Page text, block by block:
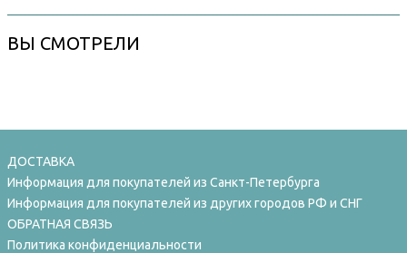
ВЫ СМОТРЕЛИ
ДОСТАВКА
Информация для покупателей из Санкт-Петербурга
Информация для покупателей из других городов РФ и СНГ
ОБРАТНАЯ СВЯЗЬ
Политика конфиденциальности